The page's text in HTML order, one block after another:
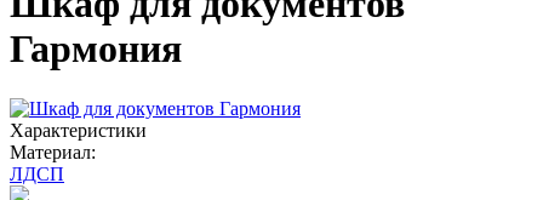
Гармония
Характеристики
Материал:
ЛДСП